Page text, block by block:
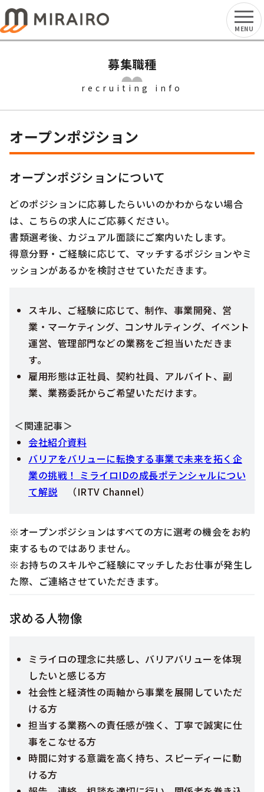
MENU
募集職種
recruiting info
オープンポジション
オープンポジションについて
どのポジションに応募したらいいのかわからない場合
は、こちらの求人にご応募ください。
書類選考後、カジュアル面談にご案内いたします。
得意分野・ご経験に応じて、マッチするポジションやミ
ッションがあるかを検討させていただきます。
スキル、ご経験に応じて、制作、事業開発、営
業・マーケティング、コンサルティング、イベント
運営、管理部門などの業務をご担当いただきま
す。
雇用形態は正社員、契約社員、アルバイト、副
業、業務委託からご希望いただけます。
＜関連記事＞
会社紹介資料
バリアをバリューに転換する事業で未来を拓く企
業の挑戦！ ミライロIDの成長ポテンシャルについ
て解説 （IRTV Channel）
※オープンポジションはすべての方に選考の機会をお約
束するものではありません。
※お持ちのスキルやご経験にマッチしたお仕事が発生し
た際、ご連絡させていただきます。
求める人物像
ミライロの理念に共感し、バリアバリューを体現
したいと感じる方
社会性と経済性の両軸から事業を展開していただ
ける方
担当する業務への責任感が強く、丁寧で誠実に仕
事をこなせる方
時間に対する意識を高く持ち、スピーディーに動
ける方